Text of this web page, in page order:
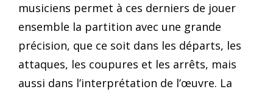
musiciens permet à ces derniers de jouer
ensemble la partition avec une grande
précision, que ce soit dans les départs, les
attaques, les coupures et les arrêts, mais
aussi dans l’interprétation de l’œuvre. La